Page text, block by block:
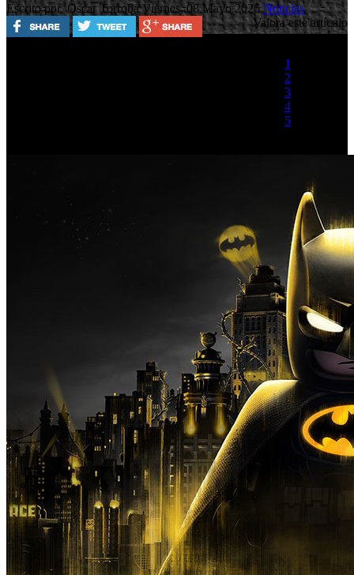
Escrito por Oscar TorrobaViernes, 08 Mayo 2026Noticias
Valora este artículo
1
2
3
4
5